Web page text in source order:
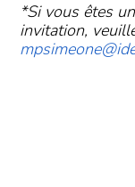
*Si vous êtes
invitation,